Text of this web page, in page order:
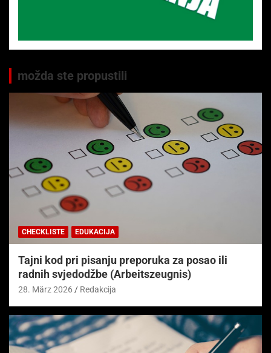
možda ste propustili
CHECKLISTE EDUKACIJA
Tajni kod pri pisanju preporuka za posao ili
radnih svjedodžbe (Arbeitszeugnis)
28. März 2026 Redakcija